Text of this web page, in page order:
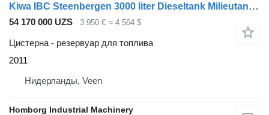
Kiwa IBC Steenbergen 3000 liter Dieseltank Milieutank 230 Volt Pompse
54 170 000 UZS 3 950 € ≈ 4 564 $
Цистерна - резервуар для топлива
2011
Нидерланды, Veen
Homborg Industrial Machinery